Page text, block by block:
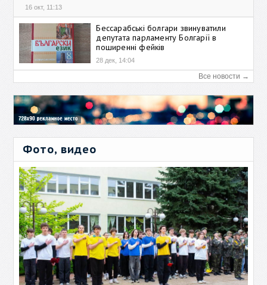
16 окт, 11:13
Бессарабські болгари звинуватили
депутата парламенту Болгарії в
поширенні фейків
28 дек, 14:04
Все новости →
Фото, видео